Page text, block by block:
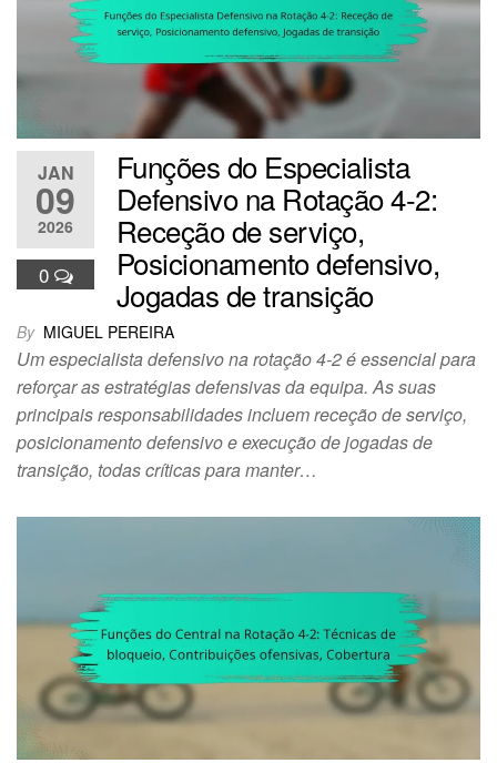
JAN
09
2026
0
Funções do Especialista
Defensivo na Rotação 4-2:
Receção de serviço,
Posicionamento defensivo,
Jogadas de transição
By MIGUEL PEREIRA
Um especialista defensivo na rotação 4-2 é essencial para
reforçar as estratégias defensivas da equipa. As suas
principais responsabilidades incluem receção de serviço,
posicionamento defensivo e execução de jogadas de
transição, todas críticas para manter…